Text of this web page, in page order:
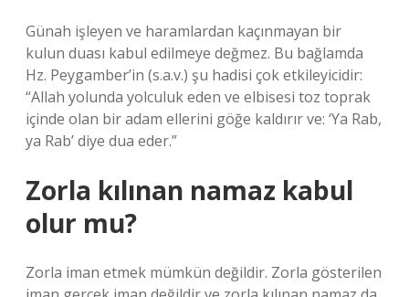
Günah işleyen ve haramlardan kaçınmayan bir
kulun duası kabul edilmeye değmez. Bu bağlamda
Hz. Peygamber’in (s.a.v.) şu hadisi çok etkileyicidir:
“Allah yolunda yolculuk eden ve elbisesi toz toprak
içinde olan bir adam ellerini göğe kaldırır ve: ‘Ya Rab,
ya Rab’ diye dua eder.”
Zorla kılınan namaz kabul
olur mu?
Zorla iman etmek mümkün değildir. Zorla gösterilen